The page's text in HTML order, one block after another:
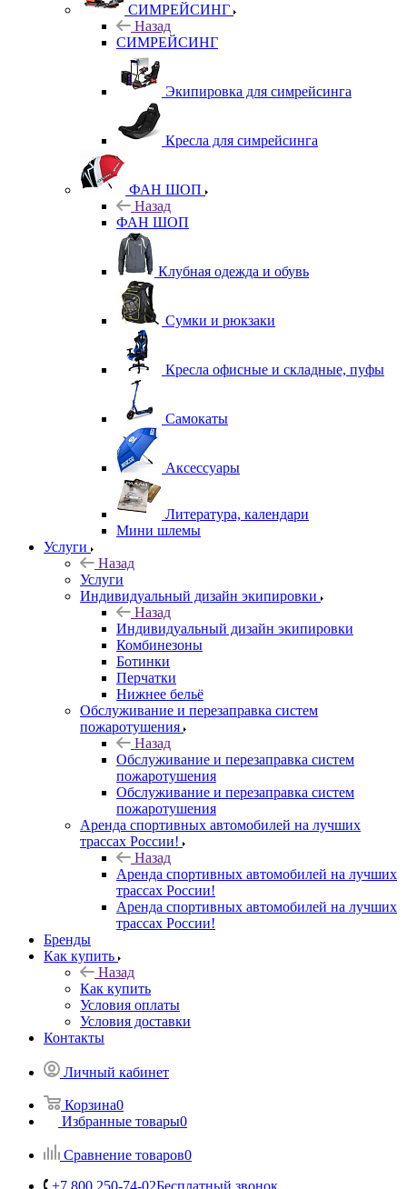
СИМРЕЙСИНГ
Назад
СИМРЕЙСИНГ
Экипировка для симрейсинга
Кресла для симрейсинга
ФАН ШОП
Назад
ФАН ШОП
Клубная одежда и обувь
Сумки и рюкзаки
Кресла офисные и складные, пуфы
Самокаты
Аксессуары
Литература, календари
Мини шлемы
Услуги
Назад
Услуги
Индивидуальный дизайн экипировки
Назад
Индивидуальный дизайн экипировки
Комбинезоны
Ботинки
Перчатки
Нижнее бельё
Обслуживание и перезаправка систем
пожаротушения
Назад
Обслуживание и перезаправка систем
пожаротушения
Обслуживание и перезаправка систем
пожаротушения
Аренда спортивных автомобилей на лучших
трассах России!
Назад
Аренда спортивных автомобилей на лучших
трассах России!
Аренда спортивных автомобилей на лучших
трассах России!
Бренды
Как купить
Назад
Как купить
Условия оплаты
Условия доставки
Контакты
Личный кабинет
Корзина0
Избранные товары0
Сравнение товаров0
+7 800 250-74-02Бесплатный звонок